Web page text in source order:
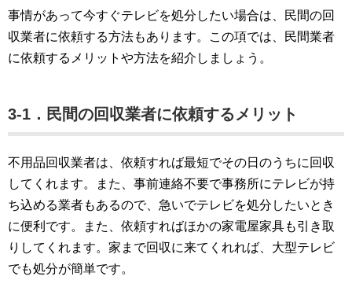
事情があって今すぐテレビを処分したい場合は、民間の回
収業者に依頼する方法もあります。この項では、民間業者
に依頼するメリットや方法を紹介しましょう。
3-1．民間の回収業者に依頼するメリット
不用品回収業者は、依頼すれば最短でその日のうちに回収
してくれます。また、事前連絡不要で事務所にテレビが持
ち込める業者もあるので、急いでテレビを処分したいとき
に便利です。また、依頼すればほかの家電屋家具も引き取
りしてくれます。家まで回収に来てくれれば、大型テレビ
でも処分が簡単です。